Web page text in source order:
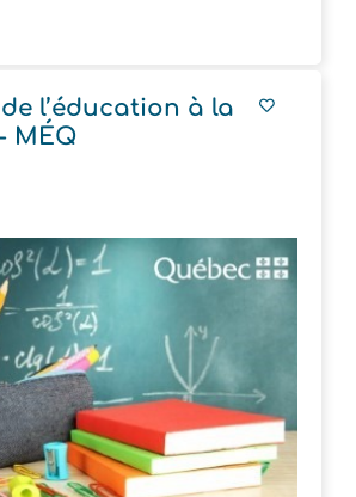
l’éducation à la
MÉQ